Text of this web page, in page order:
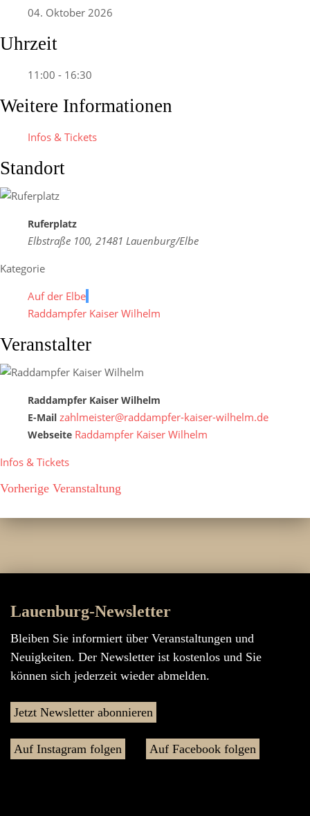
04. Oktober 2026
Uhrzeit
11:00 - 16:30
Weitere Informationen
Infos & Tickets
Standort
Ruferplatz
Elbstraße 100, 21481 Lauenburg/Elbe
Kategorie
Auf der Elbe
Raddampfer Kaiser Wilhelm
Veranstalter
Raddampfer Kaiser Wilhelm
E-Mail zahlmeister@raddampfer-kaiser-wilhelm.de
Webseite Raddampfer Kaiser Wilhelm
Infos & Tickets
Vorherige Veranstaltung
Lauenburg-Newsletter
Bleiben Sie informiert über Veranstaltungen und
Neuigkeiten. Der Newsletter ist kostenlos und Sie
können sich jederzeit wieder abmelden.
Jetzt Newsletter abonnieren
Auf Instagram folgen Auf Facebook folgen